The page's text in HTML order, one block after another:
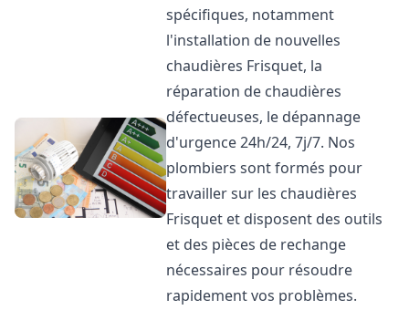
spécifiques, notamment
l'installation de nouvelles
chaudières Frisquet, la
réparation de chaudières
défectueuses, le dépannage
d'urgence 24h/24, 7j/7. Nos
plombiers sont formés pour
travailler sur les chaudières
Frisquet et disposent des outils
et des pièces de rechange
nécessaires pour résoudre
rapidement vos problèmes.